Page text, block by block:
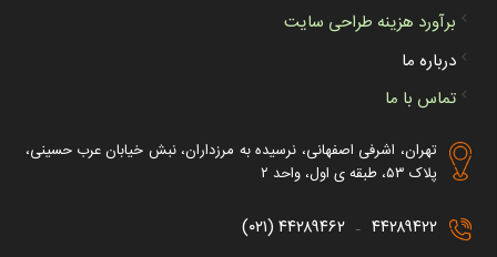
برآورد هزینه طراحی سایت
درباره ما
تماس با ما
تهران، اشرفی اصفهانی، نرسیده به مرزداران، نبش خیابان عرب حسینی،
پلاک ۵۳، طبقه ی اول، واحد ۲
۴۴۲۸۹۴۲۲ – ۴۴۲۸۹۴۶۲ (۰۲۱)